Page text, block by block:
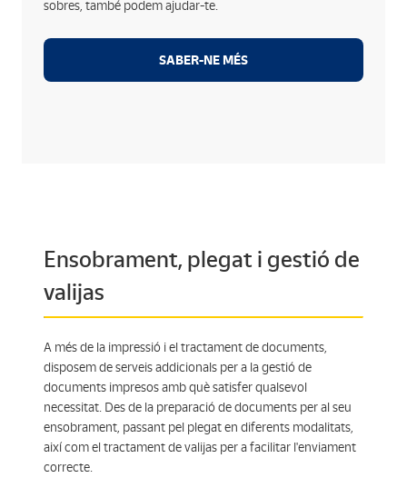
sobres, també podem ajudar-te.
SABER-NE MÉS
Devolució dels motius al client en format de base
Ensobrament, plegat i gestió de
valijas
A més de la impressió i el tractament de documents,
disposem de serveis addicionals per a la gestió de
documents impresos amb què satisfer qualsevol
necessitat. Des de la preparació de documents per al seu
ensobrament, passant pel plegat en diferents modalitats,
així com el tractament de valijas per a facilitar l'enviament
correcte.